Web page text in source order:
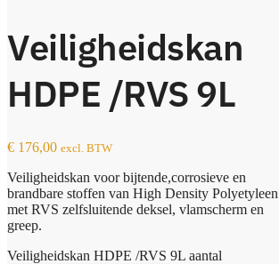
Veiligheidskan
HDPE /RVS 9L
€ 176,00 excl. BTW
Veiligheidskan voor bijtende,corrosieve en
brandbare stoffen van High Density Polyetyleen
met RVS zelfsluitende deksel, vlamscherm en
greep.
Veiligheidskan HDPE /RVS 9L aantal